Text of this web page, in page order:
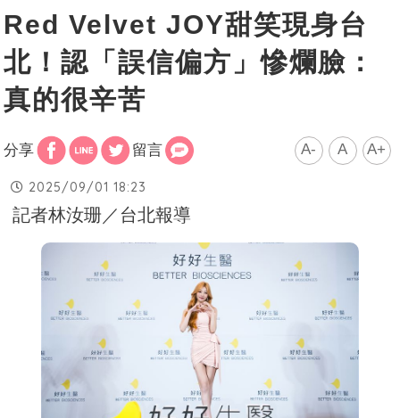
Red Velvet JOY甜笑現身台
北！認「誤信偏方」慘爛臉：
真的很辛苦
分享 留言 A- A A+
2025/09/01 18:23
記者林汝珊／台北報導